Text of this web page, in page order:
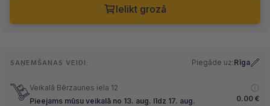
Ielikt grozā
SAŅEMŠANAS VEIDI: Piegāde uz:Rīga
Veikalā Bērzaunes iela 12
Pieejams mūsu veikalā no 13. aug. līdz 17. aug.
0.00 €